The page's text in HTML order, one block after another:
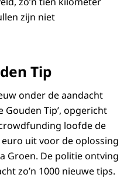
zijn niet
Tip
onder de aandacht
Gouden Tip’, opgericht
loofde de
uit voor de oplossing
Groen. De politie ontving
zo’n 1000 nieuwe tips.